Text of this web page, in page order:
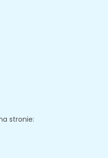
stronie: